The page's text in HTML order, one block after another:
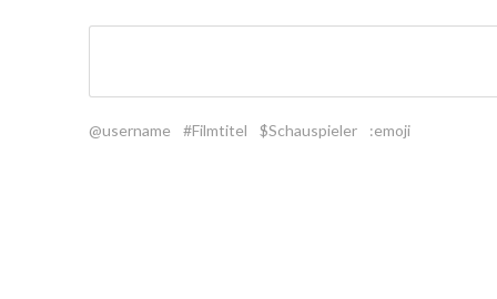
@username #Filmtitel $Schauspieler :emoji